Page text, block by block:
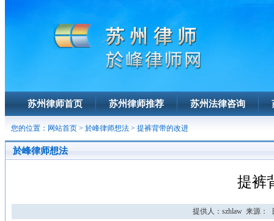
苏州律师首页 苏州律师推荐 苏州法律咨询
您的位置： 网站首页 > 於峰律师想法 > 提裤背带的改进
於峰律师想法
提裤
提供人：szhlaw 来源：